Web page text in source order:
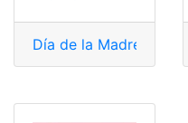
Día de la Madre